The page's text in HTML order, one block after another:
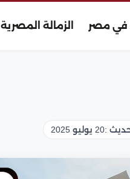
في مصر الزمالة المصرية
:20 يوليو 2025